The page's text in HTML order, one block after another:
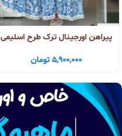
پیراهن اورجینال ترک طرح اسلیمی
5,900,000 تومان